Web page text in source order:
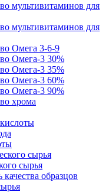
мультивитаминов для
мультивитаминов для
Омега 3-6-9
Омега-3 30%
Омега-3 35%
Омега-3 60%
Омега-3 90%
хрома
сырья
сырья
образцов